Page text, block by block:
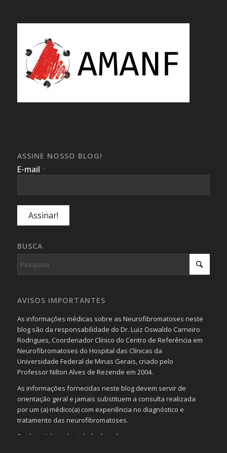
ASSINE NOSSO BLOG!
E-mail *
BUSCA
AVISOS IMPORTANTES
As informações médicas sobre as Neurofibromatoses neste
blog são da responsabilidade do Dr. Luiz Oswaldo Carneiro
Rodrigues, Coordenador Clínico do Centro de Referência em
Neurofibromatoses do Hospital das Clínicas da
Universidade Federal de Minas Gerais, criado pelo
Professor Nilton Alves de Rezende em 2004.
As informações fornecidas neste blog devem servir de
orientação geral e jamais substituem a consulta realizada
por um (a) médico(a) com experiência no diagnóstico e
tratamento das neurofibromatoses.
Será omitida a identidade de todas as pessoas que